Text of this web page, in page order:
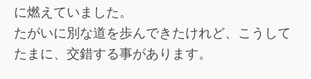
に燃えていました。
たがいに別な道を歩んできたけれど、こうして
たまに、交錯する事があります。